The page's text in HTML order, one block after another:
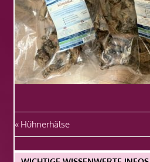
Beitragsnavigation
Vorheriger
Beitrag:
Hühnerhälse